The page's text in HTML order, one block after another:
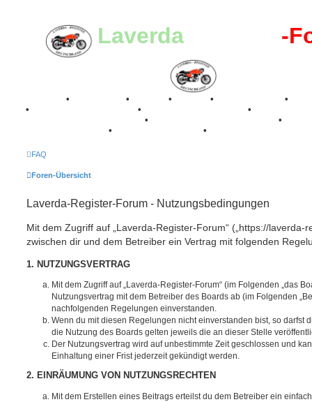
Laverda-Register -
• • • • •
•
•
•
•
•
• •
FAQ
Foren-Übersicht
Laverda-Register-Forum - Nutzungsbedingungen
Mit dem Zugriff auf „Laverda-Register-Forum“ („https://laverda-
zwischen dir und dem Betreiber ein Vertrag mit folgenden
1. NUTZUNGSVERTRAG
Mit dem Zugriff auf „Laverda-Register-Forum“ (im Folgenden „das
Nutzungsvertrag mit dem Betreiber des Boards ab (im Folgenden
nachfolgenden Regelungen einverstanden.
Wenn du mit diesen Regelungen nicht einverstanden bist, so darfst
die Nutzung des Boards gelten jeweils die an dieser Stelle
Der Nutzungsvertrag wird auf unbestimmte Zeit geschlossen und
Einhaltung einer Frist jederzeit gekündigt werden.
2. EINRÄUMUNG VON NUTZUNGSRECHTEN
Mit dem Erstellen eines Beitrags erteilst du dem Betreiber ein